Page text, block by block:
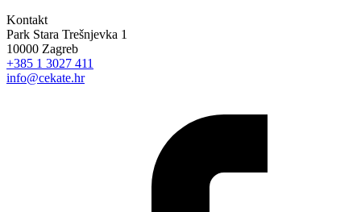
Kontakt
Park Stara Trešnjevka 1
10000 Zagreb
+385 1 3027 411
info@cekate.hr